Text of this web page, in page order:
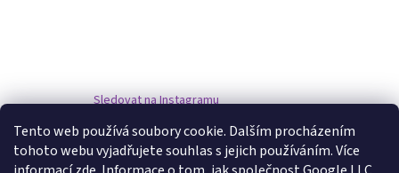
Tento web používá soubory cookie. Dalším procházením
tohoto webu vyjadřujete souhlas s jejich používáním. Více
Sledovat na Instagramu
www.damske-paruky.eu